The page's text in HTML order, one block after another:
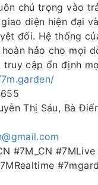
chú trọng vào
diện hiện đại
đối. Hệ thống
hảo cho mọi
cập ổn định
Thị Sáu, Bà
#7M_CN